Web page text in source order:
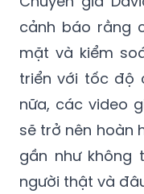
mặt và kiểm
triển với tốc độ
nữa, các video
sẽ trở nên hoàn
gần như không
người thật và
trong bất kỳ